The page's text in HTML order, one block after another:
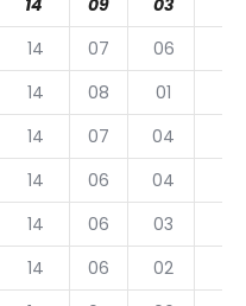
14 07
06
14 08
01
14 07
04
14 06
04
14 06
03
14 06
02